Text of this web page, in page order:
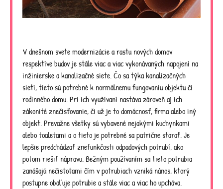
V dnešnom svete modernizácie a rastu nových domov
respektíve budov je stále viac a viac vykonávaných napojení na
inžinierske a kanalizačné siete. Čo sa týka kanalizačných
sietí, tieto sú potrebné k normálnemu fungovaniu objektu či
rodinného domu. Pri ich využívaní nastáva zároveň aj ich
zákonité znečisťovanie, či už je to domácnosť, firma alebo iný
objekt. Prevažne všetky sú vybavené nejakými kuchynkami
alebo toaletami a o tieto je potrebné sa patrične starať. Je
lepšie predchádzať znefunkčosti odpadových potrubí, ako
potom riešiť nápravu. Bežným používaním sa tieto potrubia
zanášajú nečistotami čím v potrubiach vzniká nános, ktorý
postupne obaľuje potrubie a stále viac a viac ho upcháva.